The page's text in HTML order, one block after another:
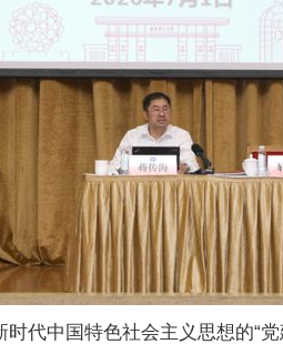
代中国特色社会主义思想的“